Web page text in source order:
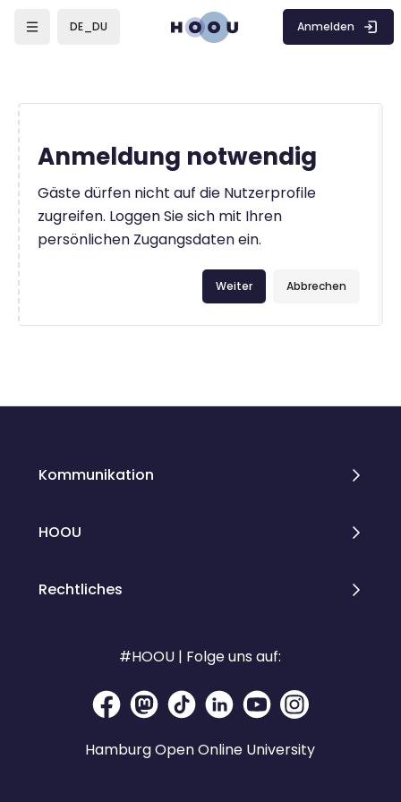
DE_DU Anmelden
Anmeldung notwendig
Gäste dürfen nicht auf die Nutzerprofile
zugreifen. Loggen Sie sich mit Ihren
persönlichen Zugangsdaten ein.
Abbrechen
Weiter
Kommunikation
HOOU
Rechtliches
#HOOU | Folge uns auf:
Hamburg Open Online University